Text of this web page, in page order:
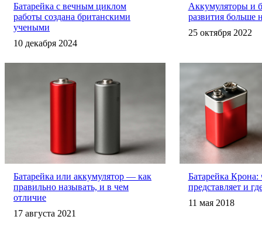
Батарейка с вечным циклом
работы создана британскими
учеными
10 декабря 2024
Аккумуляторы и
развития больше
25 октября 2022
Батарейка или аккумулятор — как
правильно называть, и в чем
отличие
17 августа 2021
Батарейка Крона:
представляет и
11 мая 2018